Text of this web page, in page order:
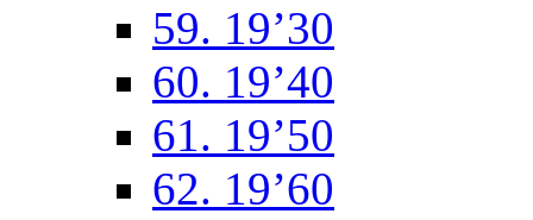
59. 19’30
60. 19’40
61. 19’50
62. 19’60